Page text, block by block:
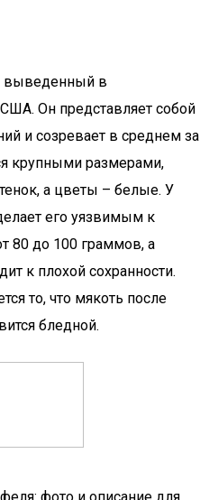
выведенный в
Он представляет собой
и созревает в среднем за
крупными размерами,
а цветы – белые. У
его уязвимым к
80 до 100 граммов, а
к плохой сохранности.
то, что мякоть после
бледной.